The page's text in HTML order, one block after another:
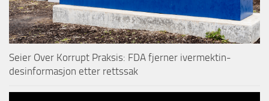
Seier Over Korrupt Praksis: FDA fjerner ivermektin-
desinformasjon etter rettssak